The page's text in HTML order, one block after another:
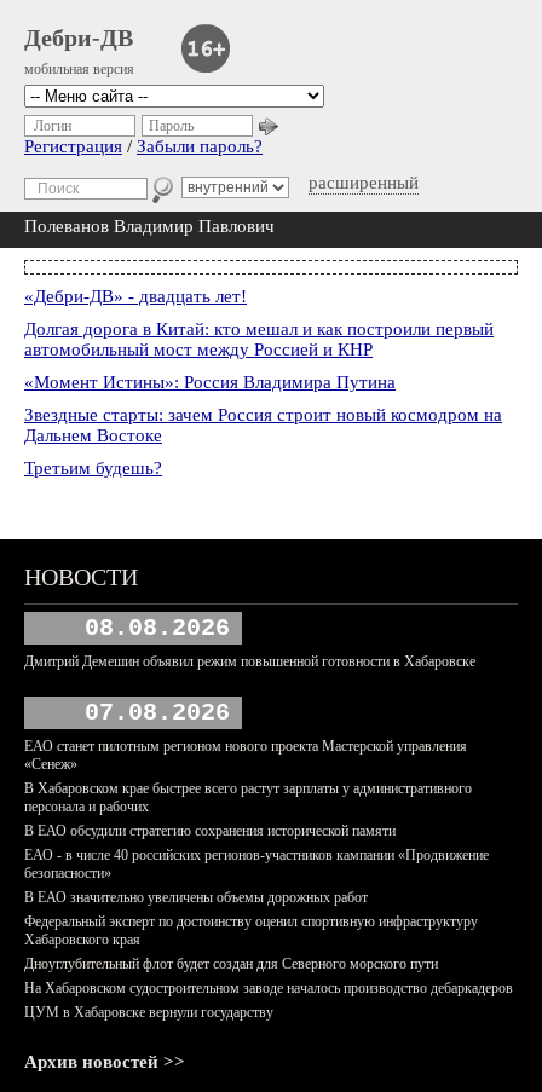
Дебри-ДВ
мобильная версия
расширенный
Логин Пароль
Регистрация / Забыли пароль?
Полеванов Владимир Павлович
«Дебри-ДВ» - двадцать лет!
Долгая дорога в Китай: кто мешал и как построили первый
автомобильный мост между Россией и КНР
«Момент Истины»: Россия Владимира Путина
Звездные старты: зачем Россия строит новый космодром на
Дальнем Востоке
Третьим будешь?
НОВОСТИ
08.08.2026
Дмитрий Демешин объявил режим повышенной готовности в Хабаровске
07.08.2026
ЕАО станет пилотным регионом нового проекта Мастерской управления
«Сенеж»
В Хабаровском крае быстрее всего растут зарплаты у административного
персонала и рабочих
В ЕАО обсудили стратегию сохранения исторической памяти
ЕАО - в числе 40 российских регионов-участников кампании «Продвижение
безопасности»
В ЕАО значительно увеличены объемы дорожных работ
Федеральный эксперт по достоинству оценил спортивную инфраструктуру
Хабаровского края
Дноуглубительный флот будет создан для Северного морского пути
На Хабаровском судостроительном заводе началось производство дебаркадеров
ЦУМ в Хабаровске вернули государству
Архив новостей >>